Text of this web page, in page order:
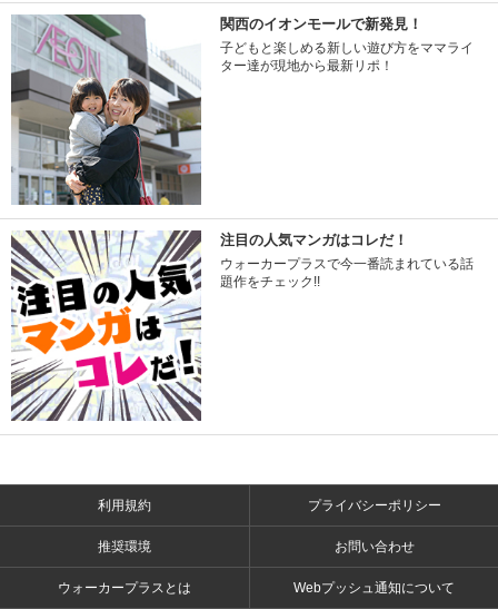
関西のイオンモールで新発見！
子どもと楽しめる新しい遊び方をママライ
ター達が現地から最新リポ！
注目の人気マンガはコレだ！
ウォーカープラスで今一番読まれている話
題作をチェック!!
利用規約 プライバシーポリシー
推奨環境 お問い合わせ
ウォーカープラスとは Webプッシュ通知について